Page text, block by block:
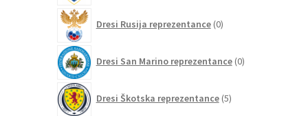
Dresi Rusija reprezentance 0izdelkov
Dresi San Marino reprezentance 0izdelkov
Dresi Škotska reprezentance 5izdelkov